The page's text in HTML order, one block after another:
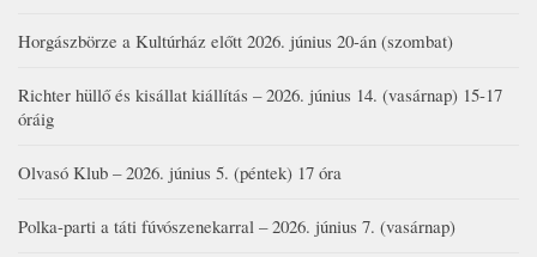
Horgászbörze a Kultúrház előtt 2026. június 20-án (szombat)
Richter hüllő és kisállat kiállítás – 2026. június 14. (vasárnap) 15-17
óráig
Olvasó Klub – 2026. június 5. (péntek) 17 óra
Polka-parti a táti fúvószenekarral – 2026. június 7. (vasárnap)